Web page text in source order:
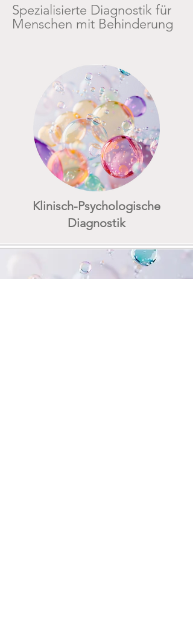
Spezialisierte Diagnostik für
Menschen mit Behinderung
Klinisch-Psychologische
Diagnostik